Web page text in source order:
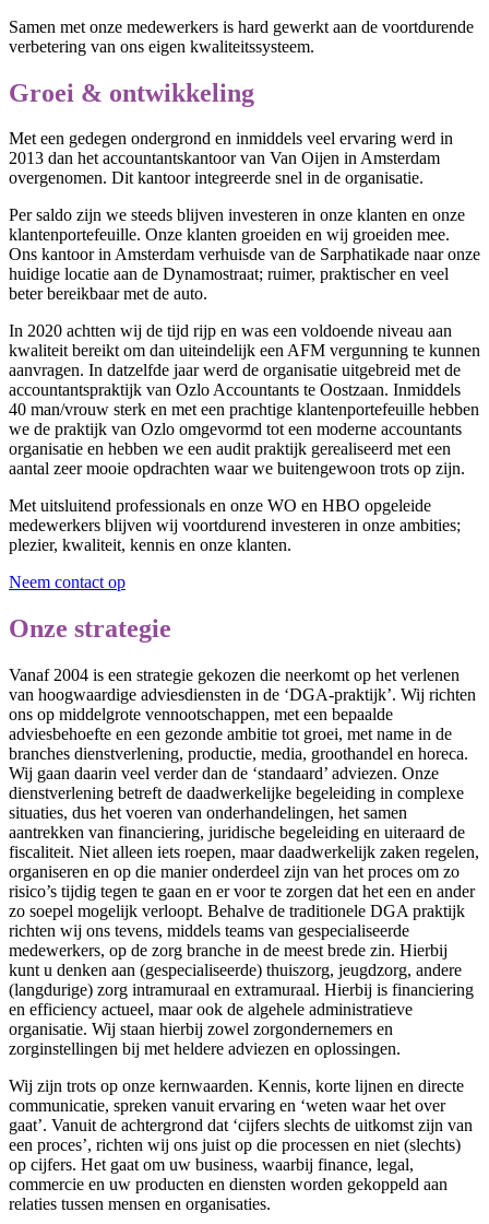
Samen met onze medewerkers is hard gewerkt aan de voortdurende
verbetering van ons eigen kwaliteitssysteem.
Groei & ontwikkeling
Met een gedegen ondergrond en inmiddels veel ervaring werd in
2013 dan het accountantskantoor van Van Oijen in Amsterdam
overgenomen. Dit kantoor integreerde snel in de organisatie.
Per saldo zijn we steeds blijven investeren in onze klanten en onze
klantenportefeuille. Onze klanten groeiden en wij groeiden mee.
Ons kantoor in Amsterdam verhuisde van de Sarphatikade naar onze
huidige locatie aan de Dynamostraat; ruimer, praktischer en veel
beter bereikbaar met de auto.
In 2020 achtten wij de tijd rijp en was een voldoende niveau aan
kwaliteit bereikt om dan uiteindelijk een AFM vergunning te kunnen
aanvragen. In datzelfde jaar werd de organisatie uitgebreid met de
accountantspraktijk van Ozlo Accountants te Oostzaan. Inmiddels
40 man/vrouw sterk en met een prachtige klantenportefeuille hebben
we de praktijk van Ozlo omgevormd tot een moderne accountants
organisatie en hebben we een audit praktijk gerealiseerd met een
aantal zeer mooie opdrachten waar we buitengewoon trots op zijn.
Met uitsluitend professionals en onze WO en HBO opgeleide
medewerkers blijven wij voortdurend investeren in onze ambities;
plezier, kwaliteit, kennis en onze klanten.
Neem contact op
Onze strategie
Vanaf 2004 is een strategie gekozen die neerkomt op het verlenen
van hoogwaardige adviesdiensten in de ‘DGA-praktijk’. Wij richten
ons op middelgrote vennootschappen, met een bepaalde
adviesbehoefte en een gezonde ambitie tot groei, met name in de
branches dienstverlening, productie, media, groothandel en horeca.
Wij gaan daarin veel verder dan de ‘standaard’ adviezen. Onze
dienstverlening betreft de daadwerkelijke begeleiding in complexe
situaties, dus het voeren van onderhandelingen, het samen
aantrekken van financiering, juridische begeleiding en uiteraard de
fiscaliteit. Niet alleen iets roepen, maar daadwerkelijk zaken regelen,
organiseren en op die manier onderdeel zijn van het proces om zo
risico’s tijdig tegen te gaan en er voor te zorgen dat het een en ander
zo soepel mogelijk verloopt. Behalve de traditionele DGA praktijk
richten wij ons tevens, middels teams van gespecialiseerde
medewerkers, op de zorg branche in de meest brede zin. Hierbij
kunt u denken aan (gespecialiseerde) thuiszorg, jeugdzorg, andere
(langdurige) zorg intramuraal en extramuraal. Hierbij is financiering
en efficiency actueel, maar ook de algehele administratieve
organisatie. Wij staan hierbij zowel zorgondernemers en
zorginstellingen bij met heldere adviezen en oplossingen.
Wij zijn trots op onze kernwaarden. Kennis, korte lijnen en directe
communicatie, spreken vanuit ervaring en ‘weten waar het over
gaat’. Vanuit de achtergrond dat ‘cijfers slechts de uitkomst zijn van
een proces’, richten wij ons juist op die processen en niet (slechts)
op cijfers. Het gaat om uw business, waarbij finance, legal,
commercie en uw producten en diensten worden gekoppeld aan
relaties tussen mensen en organisaties.